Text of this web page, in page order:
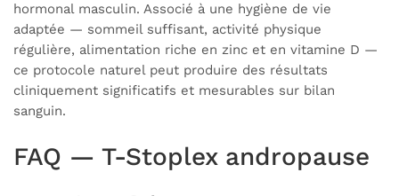
hormonal masculin. Associé à une hygiène de vie
adaptée — sommeil suffisant, activité physique
régulière, alimentation riche en zinc et en vitamine D —
ce protocole naturel peut produire des résultats
cliniquement significatifs et mesurables sur bilan
sanguin.
FAQ — T-Stoplex andropause